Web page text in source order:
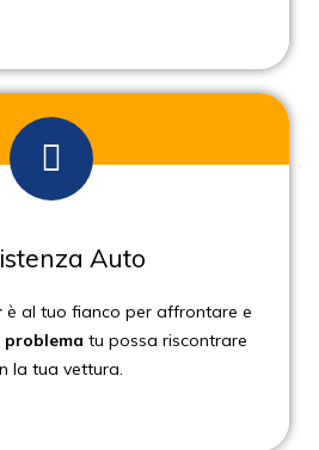
Auto
è al tuo fianco per affrontare e
tu possa riscontrare
la tua vettura.